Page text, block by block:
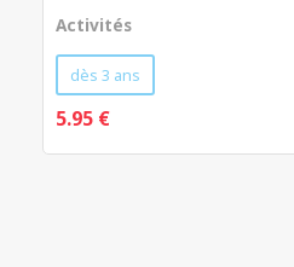
Activités
dès 3 ans
5.95 €